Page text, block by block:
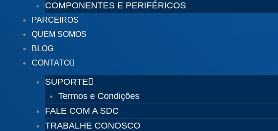
COMPONENTES E PERIFÉRICOS
PARCEIROS
QUEM SOMOS
BLOG
CONTATO
SUPORTE
Termos e Condições
FALE COM A SDC
TRABALHE CONOSCO